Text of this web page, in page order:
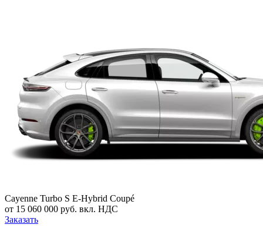
Cayenne Turbo S E-Hybrid Coupé
от 15 060 000 руб. вкл. НДС
Заказать